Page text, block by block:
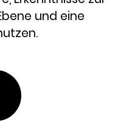
und eine